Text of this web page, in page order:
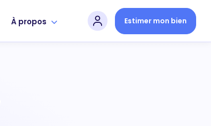
À propos Estimer mon bien